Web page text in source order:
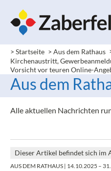
> Startseite > Aus dem Rathaus
Kirchenaustritt,
Vorsicht vor teuren Online-
Aus dem
Alle aktuellen Nachrichten
Dieser Artikel befindet sich im
AUS DEM RATHAUS | 14.10.2025 –